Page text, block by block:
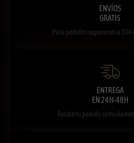
ENVÍOS
GRATIS
Para pedidos superiores a 30€
ENTREGA
EN 24H-48H
Recibe tu pedido